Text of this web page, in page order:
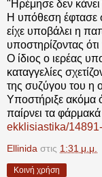
"Ηρέμησε δεν
Η υπόθεση έφτασε
είχε υποβάλει η
υποστηρίζοντας
Ο ίδιος ο ιερέας
καταγγελίες
της συζύγου του η
Υποστήριξε ακόμα
παίρνει τα
ekklisiastika/
Ellinida στις 1:31 μ.μ.
Κοινή χρήση